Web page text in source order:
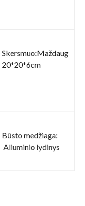
Skersmuo:Maždaug
20*20*6cm
Būsto medžiaga:
Aliuminio lydinys